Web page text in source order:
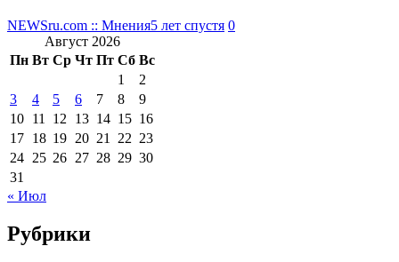
NEWSru.com :: Мнения5 лет спустя 0
Август 2026
Пн Вт Ср Чт Пт Сб Вс
1
2
3
4 5 6 7 8
9
10 11 12 13 14 15 16
17 18 19 20 21 22 23
24 25 26 27 28 29 30
31
« Июл
Рубрики